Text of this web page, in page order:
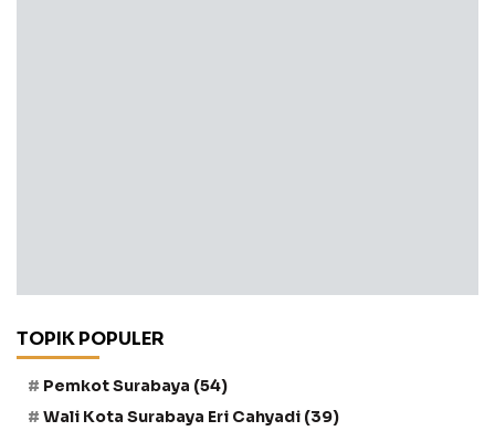
TOPIK POPULER
Pemkot Surabaya (54)
Wali Kota Surabaya Eri Cahyadi (39)